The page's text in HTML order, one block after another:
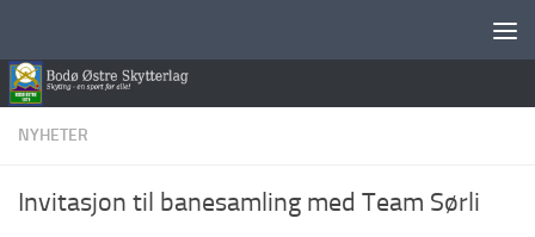
NYHETER
Invitasjon til banesamling med Team Sørli